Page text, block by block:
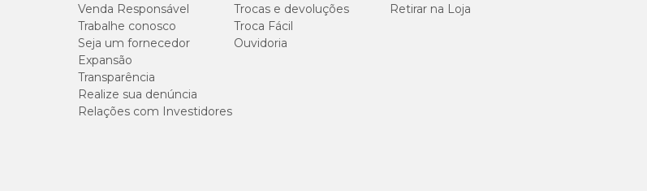
De 6 a 10 kg
De 11 a 15 kg
De 16 a 20 kg
Venda Responsável
Trabalhe conosco
Seja um fornecedor
Expansão
Transparência
Realize sua denúncia
Relações com Investidores
Trocas e devoluções
Troca Fácil
Ouvidoria
Retirar na Loja